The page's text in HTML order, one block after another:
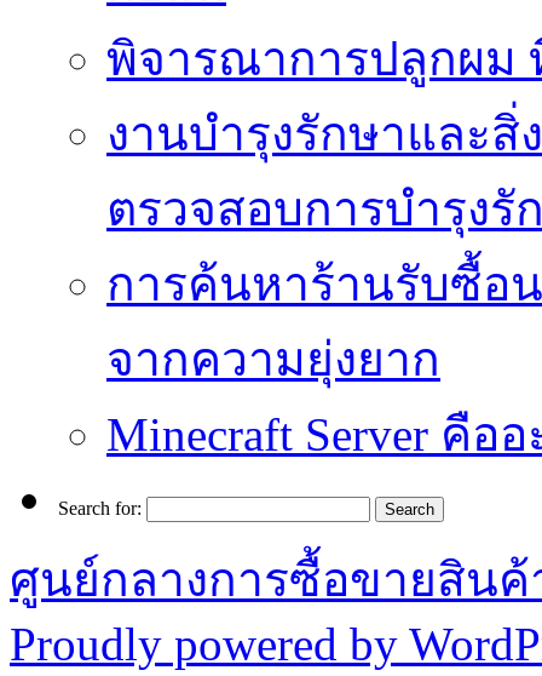
พิจารณาการปลูกผม
งานบำรุงรักษาและ
ตรวจสอบการบำรุงรั
การค้นหาร้านรับซื้อ
จากความยุ่งยาก
Minecraft Server คืออ
Search for:
ศูนย์กลางการซื้อขายสินค้
Proudly powered by